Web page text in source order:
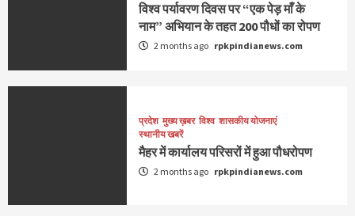
विश्व पर्यावरण दिवस पर “एक पेड़ माँ के
नाम” अभियान के तहत 200 पौधों का रोपण
2 months ago rpkpindianews.com
प्रदेश मुख्य ख़बर विश्व शासकीय योजनाएं
स्थानीय खबरें
मैहर में कार्यालय परिसरों में हुआ पौधरोपण
2 months ago rpkpindianews.com